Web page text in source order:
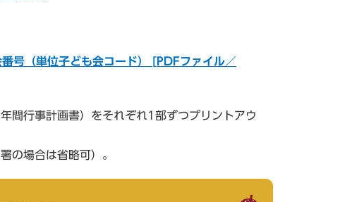
号（単位子ども会コード） [PDFファイル／
間行事計画書）をそれぞれ1部ずつプリントアウ
の場合は省略可）。